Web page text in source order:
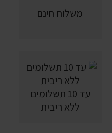
משלוח חינם
עד 10 תשלומים
ללא ריבית